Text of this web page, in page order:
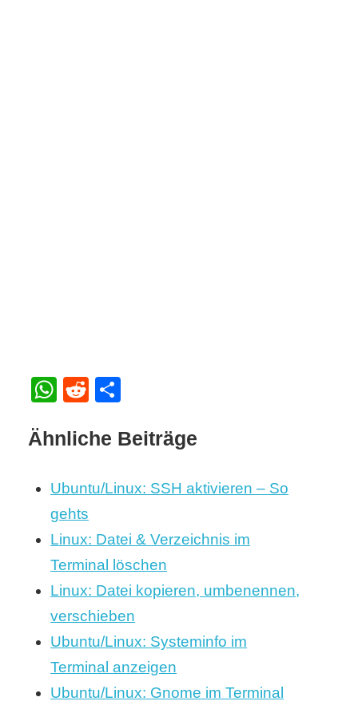
WhatsApp
Reddit
Ähnliche Beiträge
Ubuntu/Linux: SSH aktivieren – So
gehts
Linux: Datei & Verzeichnis im
Terminal löschen
Linux: Datei kopieren, umbenennen,
verschieben
Ubuntu/Linux: Systeminfo im
Terminal anzeigen
Ubuntu/Linux: Gnome im Terminal